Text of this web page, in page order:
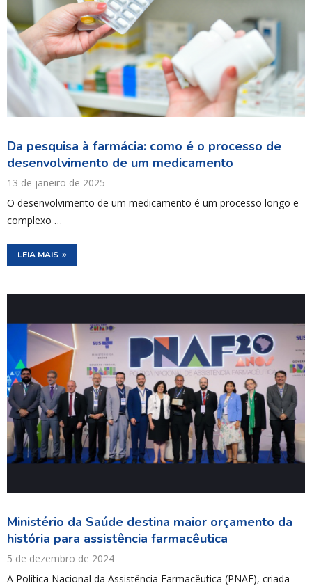
Da pesquisa à farmácia: como é o processo de
desenvolvimento de um medicamento
13 de janeiro de 2025
O desenvolvimento de um medicamento é um processo longo e
complexo …
LEIA MAIS
Ministério da Saúde destina maior orçamento da
história para assistência farmacêutica
5 de dezembro de 2024
A Política Nacional da Assistência Farmacêutica (PNAF), criada